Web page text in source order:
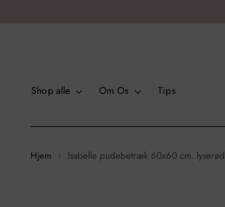
Shop alle Om Os Tips
Hjem Isabelle pudebetræk 60x60 cm. lyserød